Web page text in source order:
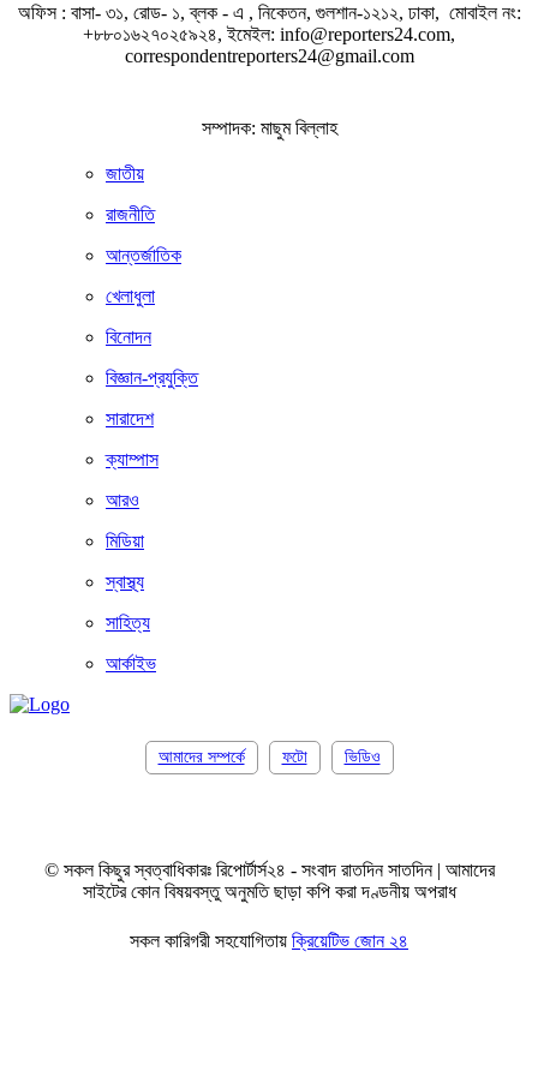
অফিস : বাসা- ৩১, রোড- ১, ব্লক - এ , নিকেতন, গুলশান-১২১২, ঢাকা, মোবাইল নং:
+৮৮০১৬২৭০২৫৯২৪, ইমেইল: info@reporters24.com,
correspondentreporters24@gmail.com
সম্পাদক: মাছুম বিল্লাহ
জাতীয়
রাজনীতি
আন্তর্জাতিক
খেলাধুলা
বিনোদন
বিজ্ঞান-প্রযুক্তি
সারাদেশ
ক্যাম্পাস
আরও
মিডিয়া
স্বাস্থ্য
সাহিত্য
আর্কাইভ
আমাদের সম্পর্কে ফটো ভিডিও
© সকল কিছুর স্বত্বাধিকারঃ রিপোর্টার্স২৪ - সংবাদ রাতদিন সাতদিন | আমাদের
সাইটের কোন বিষয়বস্তু অনুমতি ছাড়া কপি করা দণ্ডনীয় অপরাধ
সকল কারিগরী সহযোগিতায় ক্রিয়েটিভ জোন ২৪